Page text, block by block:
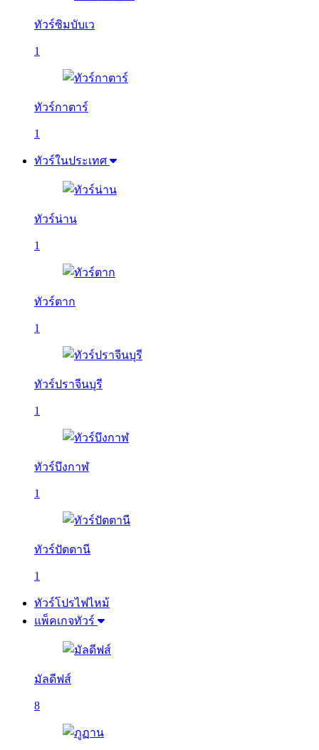
ทัวร์ซิมบับเว
1
ทัวร์กาตาร์
1
ทัวร์ในประเทศ
ทัวร์น่าน
1
ทัวร์ตาก
1
ทัวร์ปราจีนบุรี
1
ทัวร์บึงกาฬ
1
ทัวร์ปัตตานี
1
ทัวร์โปรไฟไหม้
แพ็คเกจทัวร์
มัลดีฟส์
8